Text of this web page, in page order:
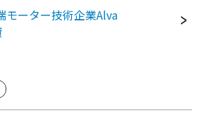
モーター技術企業Alva